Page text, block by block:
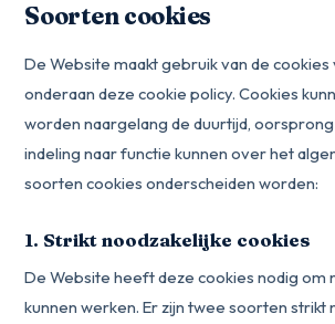
Soorten cookies
De Website maakt gebruik van de cookies
onderaan deze cookie policy. Cookies
worden naargelang de duurtijd,
indeling naar functie kunnen over het
soorten cookies onderscheiden worden:
1. Strikt noodzakelijke cookies
De Website heeft deze cookies nodig om
kunnen werken. Er zijn twee soorten strikt